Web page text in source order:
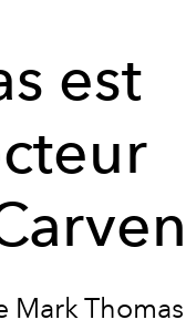
est